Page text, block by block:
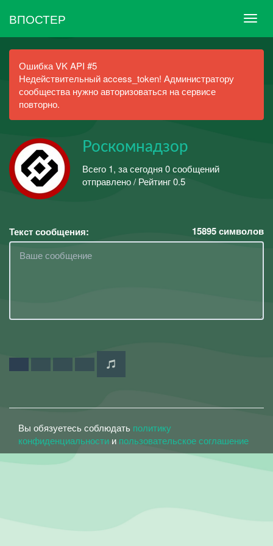
ВПОСТЕР
Ошибка VK API #5
Недействительный access_token! Администратору
сообщества нужно авторизоваться на сервисе
повторно.
Роскомнадзор
Всего 1, за сегодня 0 сообщений
отправлено / Рейтинг 0.5
Текст сообщения: 15895символов
Вы обязуетесь соблюдать политику
конфиденциальности и пользовательское соглашение